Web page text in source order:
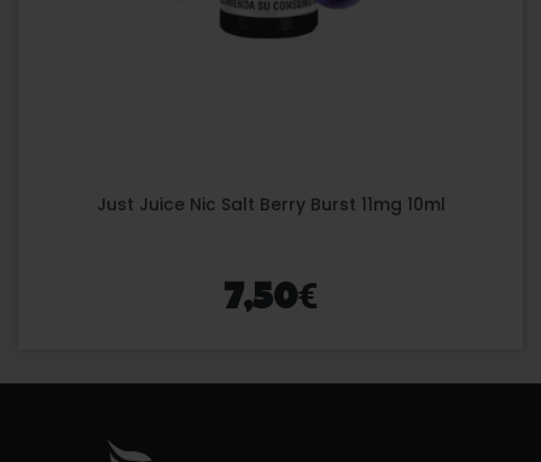
Just Juice Nic Salt Berry Burst 11mg 10ml
7,50€